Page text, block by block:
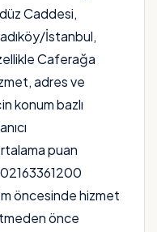
Caddesi,
İstanbul,
Caferağa
adres ve
konum bazlı
puan
öncesinde hizmet
önce